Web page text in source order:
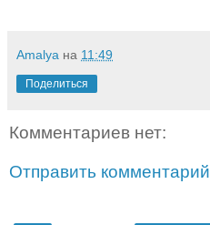
Amalya на 11:49
Поделиться
Комментариев нет:
Отправить комментарий